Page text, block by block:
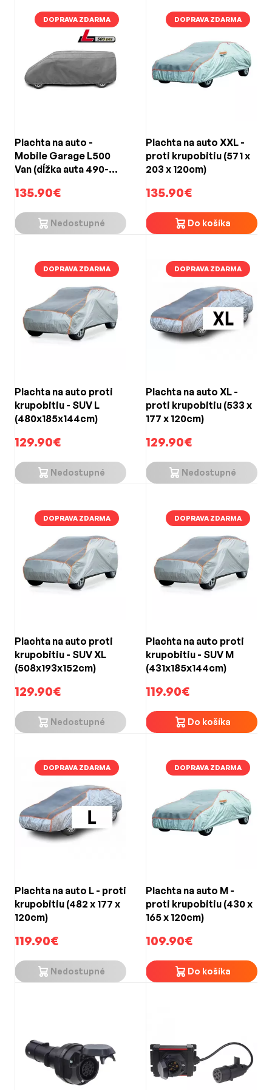
DOPRAVA ZDARMA
Plachta na auto -
Mobile Garage L500
Van (dĺžka auta 490-
135.90€
Nedostupné
DOPRAVA ZDARMA
Plachta na auto XXL -
proti krupobitiu (571 x
203 x 120cm)
135.90€
Do košíka
DOPRAVA ZDARMA
Plachta na auto proti
krupobitiu - SUV L
(480x185x144cm)
129.90€
Nedostupné
DOPRAVA ZDARMA
Plachta na auto XL -
proti krupobitiu (533 x
177 x 120cm)
129.90€
Nedostupné
DOPRAVA ZDARMA
Plachta na auto proti
krupobitiu - SUV XL
(508x193x152cm)
129.90€
Nedostupné
DOPRAVA ZDARMA
Plachta na auto proti
krupobitiu - SUV M
(431x185x144cm)
119.90€
Do košíka
DOPRAVA ZDARMA
Plachta na auto L - proti
krupobitiu (482 x 177 x
120cm)
119.90€
Nedostupné
DOPRAVA ZDARMA
Plachta na auto M -
proti krupobitiu (430 x
165 x 120cm)
109.90€
Do košíka